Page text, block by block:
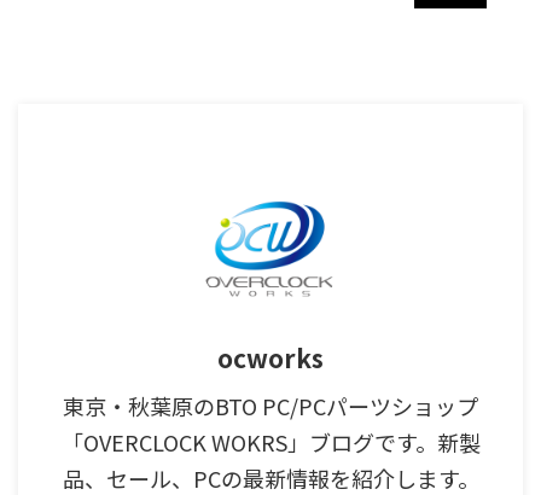
ocworks
東京・秋葉原のBTO PC/PCパーツショップ
「OVERCLOCK WOKRS」ブログです。新製
品、セール、PCの最新情報を紹介します。